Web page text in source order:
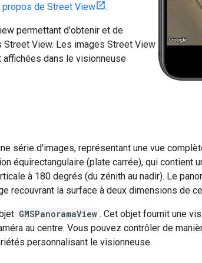
propos de Street View .
permettant d'obtenir et de
Street View. Les images Street View
affichées dans le visionneuse
série d'images, représentant une vue
équirectangulaire (plate carrée), qui contient
à 180 degrés (du zénith au nadir). Le
recouvrant la surface à deux dimensions de
GMSPanoramaView . Cet objet fournit une
au centre. Vous pouvez contrôler de
personnalisant le visionneuse.